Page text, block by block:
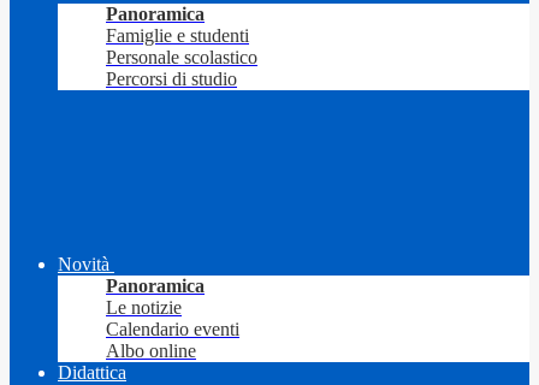
Panoramica
Famiglie e studenti
Personale scolastico
Percorsi di studio
Novità
Panoramica
Le notizie
Calendario eventi
Albo online
Didattica